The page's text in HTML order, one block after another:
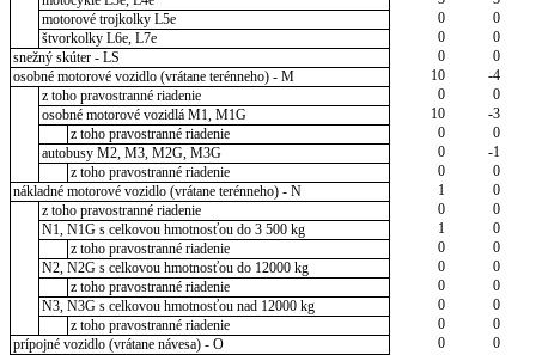
motorové trojkolky L5e
0
0
štvorkolky L6e, L7e
0
0
snežný skúter - LS
0
0
osobné motorové vozidlo (vrátane terénneho) - M
10
-4
z toho pravostranné riadenie
0
0
osobné motorové vozidlá M1, M1G
10
-3
z toho pravostranné riadenie
0
0
autobusy M2, M3, M2G, M3G
0
-1
z toho pravostranné riadenie
0
0
nákladné motorové vozidlo (vrátane terénneho) - N
1
0
z toho pravostranné riadenie
0
0
N1, N1G s celkovou hmotnosťou do 3 500 kg
1
0
z toho pravostranné riadenie
0
0
N2, N2G s celkovou hmotnosťou do 12000 kg
0
0
z toho pravostranné riadenie
0
0
N3, N3G s celkovou hmotnosťou nad 12000 kg
0
0
z toho pravostranné riadenie
0
0
prípojné vozidlo (vrátane návesa) - O
0
0